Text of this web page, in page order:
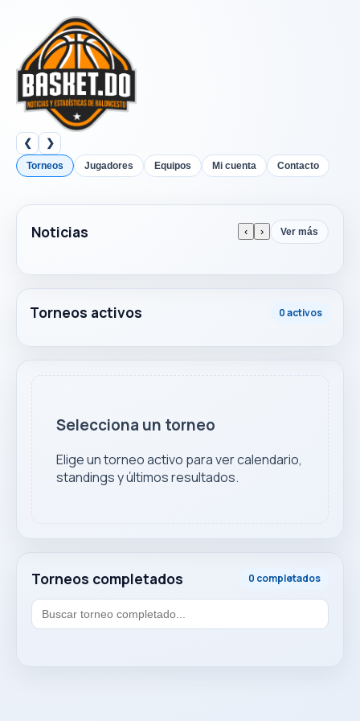
❮ ❯
Torneos Jugadores Equipos Mi cuenta Contacto
Noticias ‹ › Ver más
Torneos activos 0 activos
Torneos completados 0 completados
Selecciona un torneo
Elige un torneo activo para ver calendario,
standings y últimos resultados.